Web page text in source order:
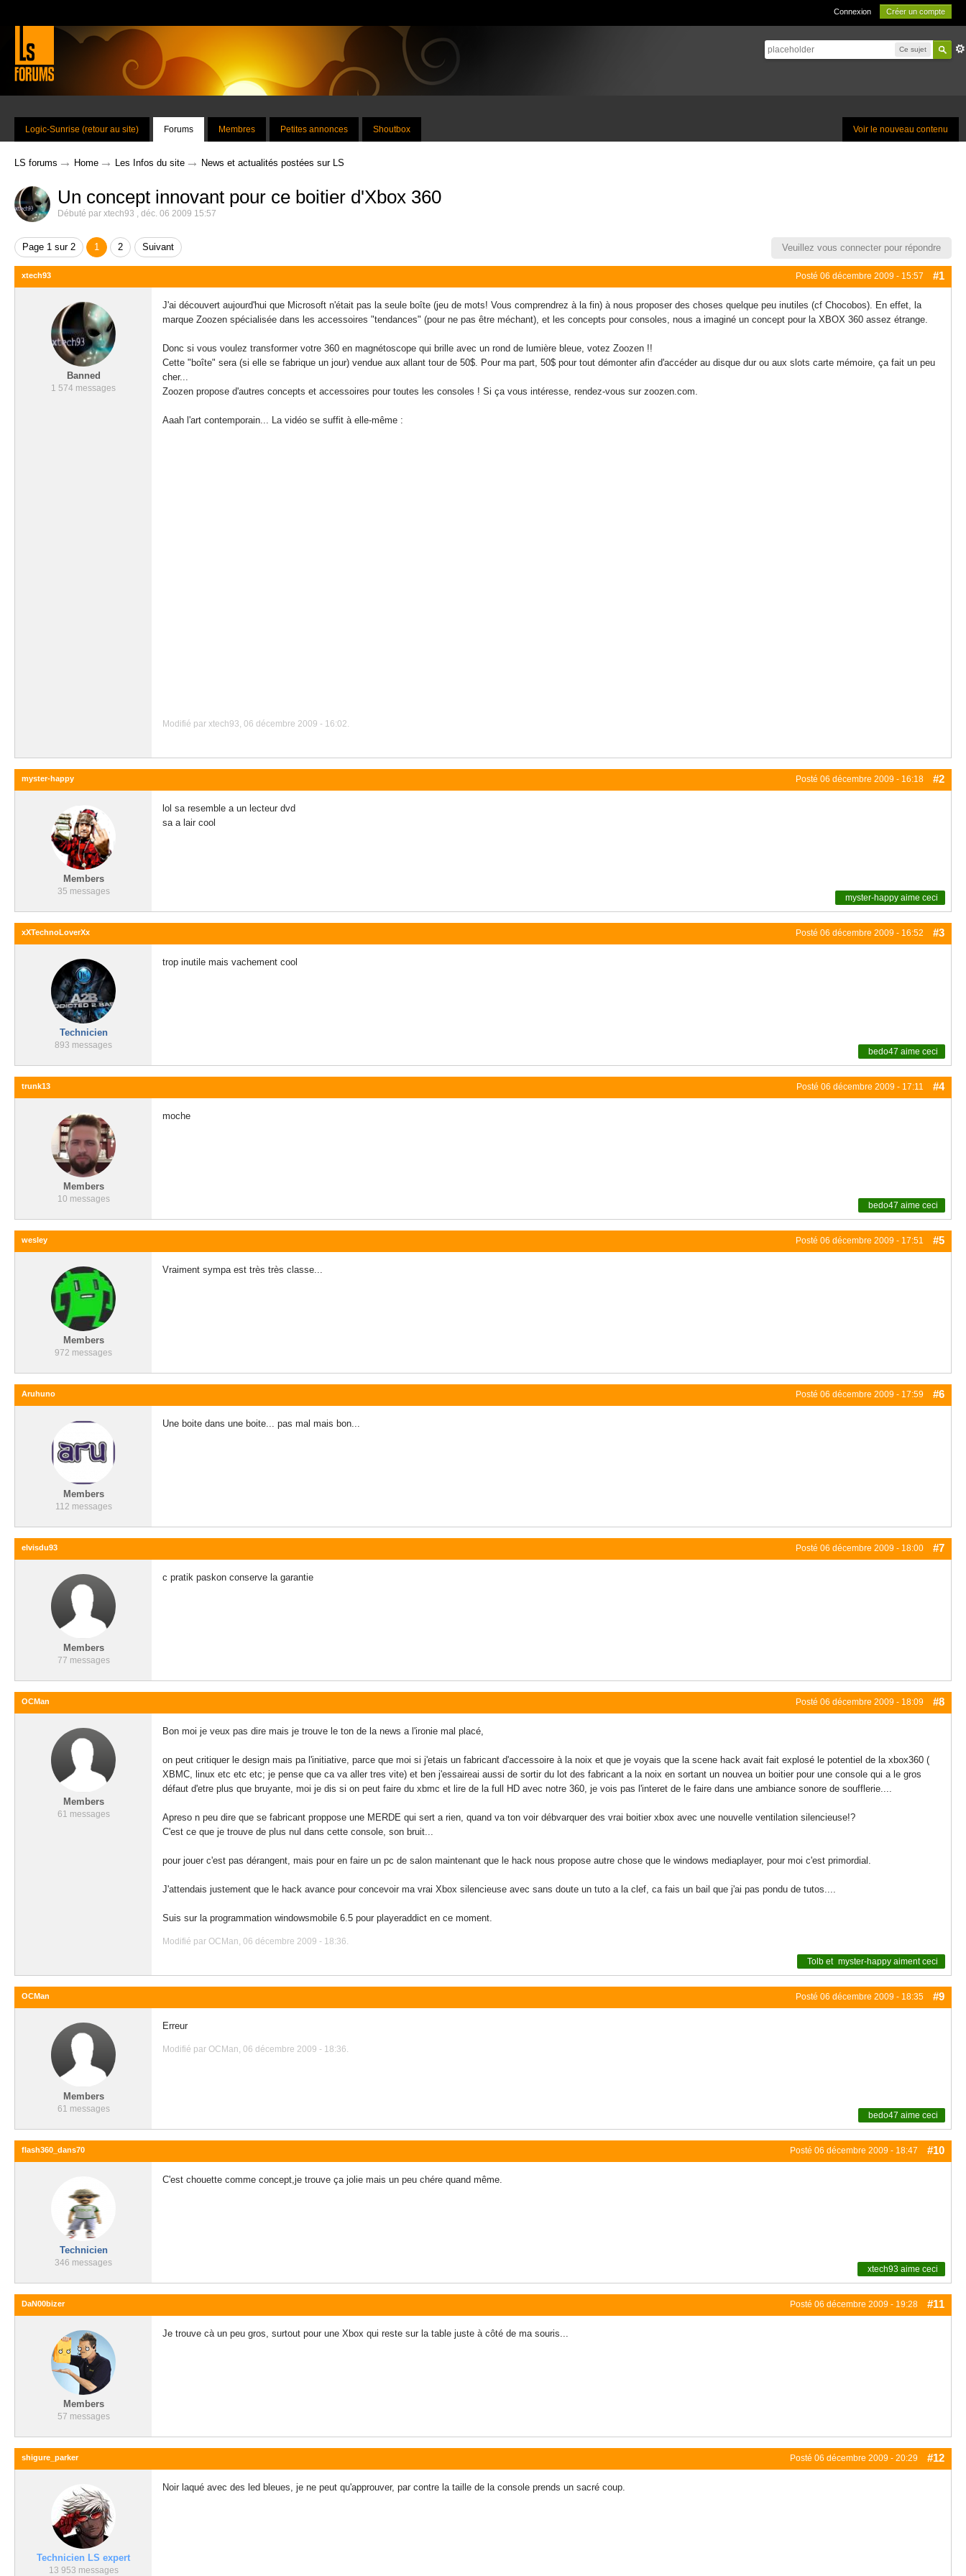
Connexion Créer un compte
Ce sujet
Voir le nouveau contenu
Logic-Sunrise (retour au site) Forums Membres Petites annonces Shoutbox
LS forums → Home → Les Infos du site → News et actualités postées sur LS
Un concept innovant pour ce boitier d'Xbox 360
Débuté par xtech93 , déc. 06 2009 15:57
Page 1 sur 2 1 2 Suivant Veuillez vous connecter pour répondre
Posté 06 décembre 2009 - 15:57 #1
xtech93
Banned
1 574 messages
J'ai découvert aujourd'hui que Microsoft n'était pas la seule boîte (jeu de mots! Vous comprendrez à la fin) à nous proposer des choses quelque peu inutiles (cf Chocobos). En effet, la
marque Zoozen spécialisée dans les accessoires "tendances" (pour ne pas être méchant), et les concepts pour consoles, nous a imaginé un concept pour la XBOX 360 assez étrange.
Donc si vous voulez transformer votre 360 en magnétoscope qui brille avec un rond de lumière bleue, votez Zoozen !!
Cette "boîte" sera (si elle se fabrique un jour) vendue aux allant tour de 50$. Pour ma part, 50$ pour tout démonter afin d'accéder au disque dur ou aux slots carte mémoire, ça fait un peu
cher...
Zoozen propose d'autres concepts et accessoires pour toutes les consoles ! Si ça vous intéresse, rendez-vous sur zoozen.com.
Aaah l'art contemporain... La vidéo se suffit à elle-même :
Modifié par xtech93, 06 décembre 2009 - 16:02.
Posté 06 décembre 2009 - 16:18 #2
myster-happy
Members
35 messages
lol sa resemble a un lecteur dvd
sa a lair cool
myster-happy aime ceci
Posté 06 décembre 2009 - 16:52 #3
xXTechnoLoverXx
Technicien
893 messages
trop inutile mais vachement cool
bedo47 aime ceci
Posté 06 décembre 2009 - 17:11 #4
trunk13
Members
10 messages
moche
bedo47 aime ceci
Posté 06 décembre 2009 - 17:51 #5
wesley
Members
972 messages
Vraiment sympa est très très classe...
Posté 06 décembre 2009 - 17:59 #6
Aruhuno
Members
112 messages
Une boite dans une boite... pas mal mais bon...
Posté 06 décembre 2009 - 18:00 #7
elvisdu93
Members
77 messages
c pratik paskon conserve la garantie
Posté 06 décembre 2009 - 18:09 #8
OCMan
Members
61 messages
Bon moi je veux pas dire mais je trouve le ton de la news a l'ironie mal placé,
on peut critiquer le design mais pa l'initiative, parce que moi si j'etais un fabricant d'accessoire à la noix et que je voyais que la scene hack avait fait explosé le potentiel de la xbox360 (
XBMC, linux etc etc etc; je pense que ca va aller tres vite) et ben j'essaireai aussi de sortir du lot des fabricant a la noix en sortant un nouvea un boitier pour une console qui a le gros
défaut d'etre plus que bruyante, moi je dis si on peut faire du xbmc et lire de la full HD avec notre 360, je vois pas l'interet de le faire dans une ambiance sonore de soufflerie....
Apreso n peu dire que se fabricant proppose une MERDE qui sert a rien, quand va ton voir débvarquer des vrai boitier xbox avec une nouvelle ventilation silencieuse!?
C'est ce que je trouve de plus nul dans cette console, son bruit...
pour jouer c'est pas dérangent, mais pour en faire un pc de salon maintenant que le hack nous propose autre chose que le windows mediaplayer, pour moi c'est primordial.
J'attendais justement que le hack avance pour concevoir ma vrai Xbox silencieuse avec sans doute un tuto a la clef, ca fais un bail que j'ai pas pondu de tutos....
Suis sur la programmation windowsmobile 6.5 pour playeraddict en ce moment.
Modifié par OCMan, 06 décembre 2009 - 18:36.
Tolb et myster-happy aiment ceci
Posté 06 décembre 2009 - 18:35 #9
OCMan
Members
61 messages
Erreur
Modifié par OCMan, 06 décembre 2009 - 18:36.
bedo47 aime ceci
Posté 06 décembre 2009 - 18:47 #10
flash360_dans70
Technicien
346 messages
C'est chouette comme concept,je trouve ça jolie mais un peu chére quand même.
xtech93 aime ceci
Posté 06 décembre 2009 - 19:28 #11
DaN00bizer
Members
57 messages
Je trouve cà un peu gros, surtout pour une Xbox qui reste sur la table juste à côté de ma souris...
Posté 06 décembre 2009 - 20:29 #12
shigure_parker
Technicien LS expert
13 953 messages
Noir laqué avec des led bleues, je ne peut qu'approuver, par contre la taille de la console prends un sacré coup.